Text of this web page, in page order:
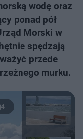
wodę oraz
ponad pół
Morski w
spędzają
przede
murku.
4